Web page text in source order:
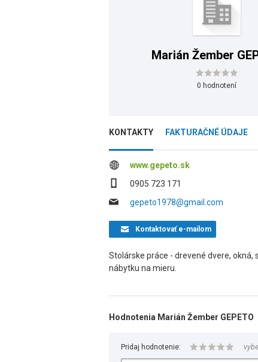
Marián Žember
0 hodnotení
KONTAKTY FAKTURAČNÉ ÚDAJE
www.gepeto.sk
0905 723 171
gepeto1978@gmail.com
Kontaktovaťe-mailom
Stolárske práce - drevené dvere, okná,
nábytku na mieru.
Hodnotenia Marián Žember GEPETO
Pridaj hodnotenie: